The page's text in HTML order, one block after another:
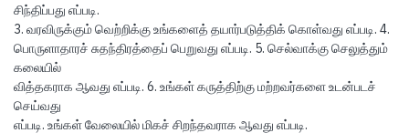
சிந்திப்பது எப்படி.
3. வரவிருக்கும் வெற்றிக்கு உங்களைத் தயார்படுத்திக் கொள்வது எப்படி. 4.
பொருளாதாரச் சுதந்திரத்தைப் பெறுவது எப்படி. 5. செல்வாக்கு செலுத்தும்
கலையில்
வித்தகராக ஆவது எப்படி. 6. உங்கள் கருத்திற்கு மற்றவர்களை உடன்படச்
செய்வது
எப்படி. உங்கள் வேலையில் மிகச் சிறந்தவராக ஆவது எப்படி.